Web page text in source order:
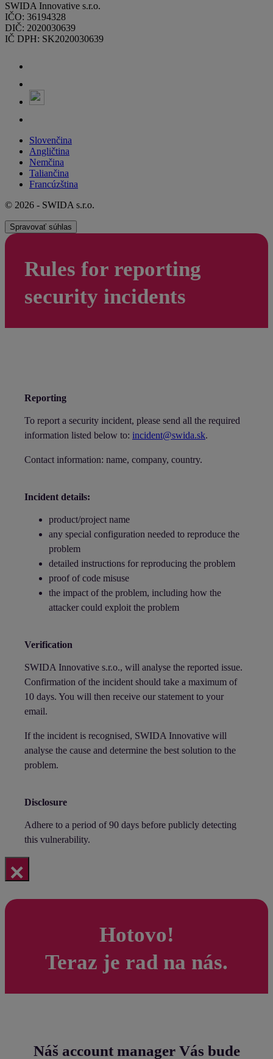
SWIDA Innovative s.r.o.
IČO: 36194328
DIČ: 2020030639
IČ DPH: SK2020030639
Slovenčina
Angličtina
Nemčina
Taliančina
Francúzština
© 2026 - SWIDA s.r.o.
Spravovať súhlas
Rules for reporting
security incidents
Reporting
To report a security incident, please send all the required
information listed below to: incident@swida.sk.
Contact information: name, company, country.
Incident details:
product/project name
any special configuration needed to reproduce the
problem
detailed instructions for reproducing the problem
proof of code misuse
the impact of the problem, including how the
attacker could exploit the problem
Verification
SWIDA Innovative s.r.o., will analyse the reported issue.
Confirmation of the incident should take a maximum of
10 days. You will then receive our statement to your
email.
If the incident is recognised, SWIDA Innovative will
analyse the cause and determine the best solution to the
problem.
Disclosure
Adhere to a period of 90 days before publicly detecting
this vulnerability.
×
Hotovo!
Teraz je rad na nás.
Náš account manager Vás bude